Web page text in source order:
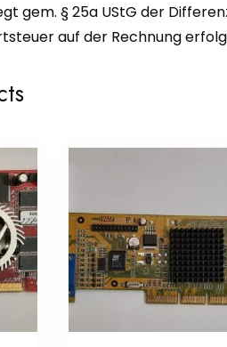
gem. § 25a UStG der
auf der Rechnung